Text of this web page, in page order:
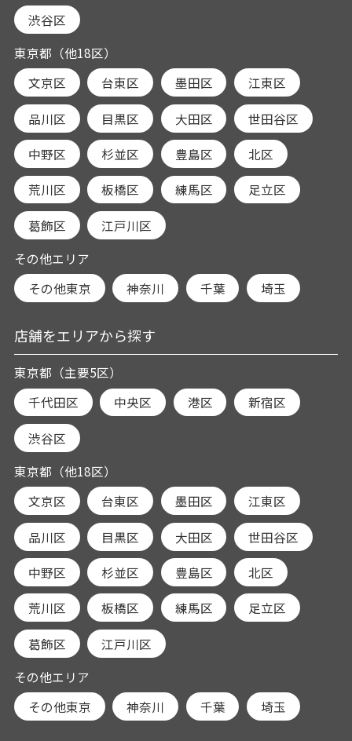
渋谷区
東京都（他18区）
文京区
台東区 墨田区 江東区
品川区 目黒区 大田区 世田谷区
中野区 杉並区 豊島区 北区
荒川区 板橋区 練馬区 足立区
葛飾区
江戸川区
その他エリア
その他東京
神奈川 千葉 埼玉
店舗をエリアから探す
東京都（主要5区）
千代田区
中央区 港区 新宿区
渋谷区
東京都（他18区）
文京区
台東区 墨田区 江東区
品川区 目黒区 大田区 世田谷区
中野区 杉並区 豊島区 北区
荒川区 板橋区 練馬区 足立区
葛飾区
江戸川区
その他エリア
その他東京
神奈川 千葉 埼玉